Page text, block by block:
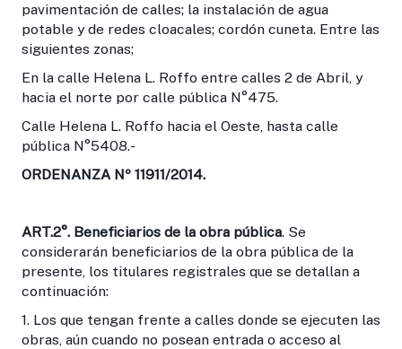
pavimentación de calles; la instalación de agua
potable y de redes cloacales; cordón cuneta. Entre las
siguientes zonas;
En la calle Helena L. Roffo entre calles 2 de Abril, y
hacia el norte por calle pública N°475.
Calle Helena L. Roffo hacia el Oeste, hasta calle
pública N°5408.-
ORDENANZA Nº 11911/2014.
ART.2°. Beneficiarios de la obra pública. Se
considerarán beneficiarios de la obra pública de la
presente, los titulares registrales que se detallan a
continuación:
1. Los que tengan frente a calles donde se ejecuten las
obras, aún cuando no posean entrada o acceso al